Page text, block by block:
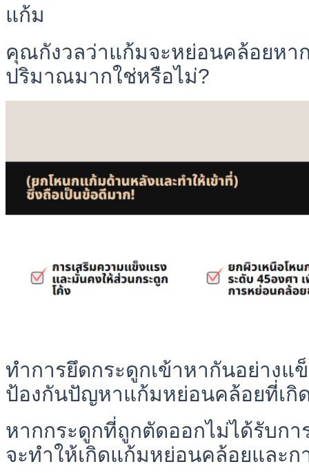
คุณกังวลว่าแก้มจะหย่อนคล้อยหา
ปริมาณมากใช่หรือไม่?
ทำการยึดกระดูกเข้าหากันอย่างแ
ป้องกันปัญหาแก้มหย่อนคล้อยที่เกิ
หากกระดูกที่ถูกตัดออกไม่ได้รับกา
จะทำให้เกิดแก้มหย่อนคล้อยและก